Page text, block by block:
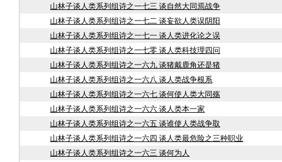
山林子谈人类系列组诗之一七三 谈自然大同焉战争
山林子谈人类系列组诗之一七二 谈妄欲人类误阴阳
山林子谈人类系列组诗之一七一 谈人类进化论之误
山林子谈人类系列组诗之一七零 谈人类科技理四问
山林子谈人类系列组诗之一六九 谈猪戴鹿角还是猪
山林子谈人类系列组诗之一六八 谈人类战争根系
山林子谈人类系列组诗之一六七 谈何使人类大同殇
山林子谈人类系列组诗之一六六 谈人类本一家
山林子谈人类系列组诗之一六五 谈谁使人类战争取
山林子谈人类系列组诗之一六四 谈人类最危险之三种职业
山林子谈人类系列组诗之一六三 谈何为人